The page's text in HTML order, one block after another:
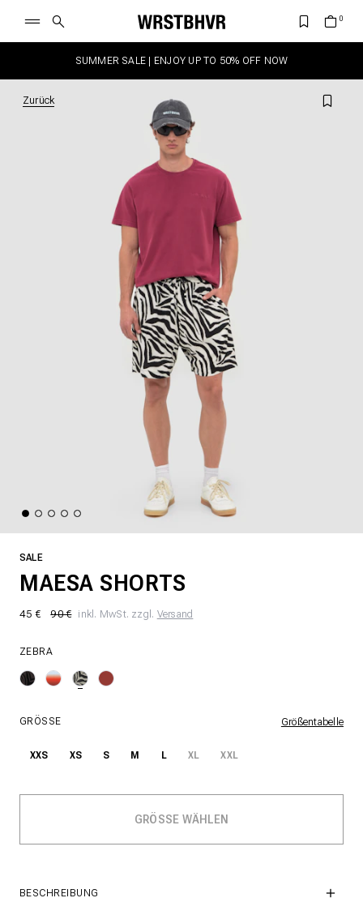
SUMMER SALE | ENJOY UP TO 50% OFF NOW
Zurück
SALE
MAESA SHORTS
45 € 90 € inkl. MwSt. zzgl. Versand
ZEBRA
GRÖSSE Größentabelle
XXS XS S M L XL XXL
BESCHREIBUNG